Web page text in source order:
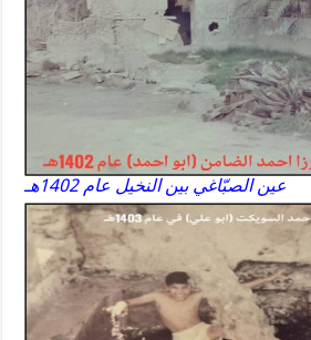
عين الصبّاغي بين النخيل عام 1402هـ